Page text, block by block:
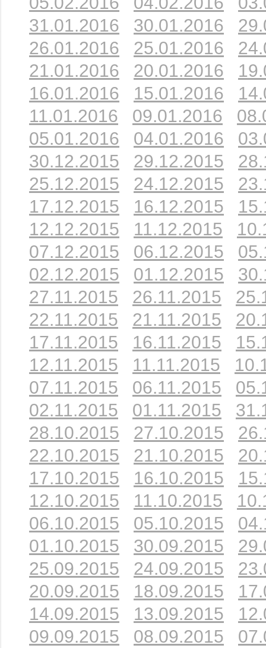
31.01.2016
30.01.2016
26.01.2016
25.01.2016
21.01.2016
20.01.2016
16.01.2016
15.01.2016
11.01.2016
09.01.2016
05.01.2016
04.01.2016
30.12.2015
29.12.2015
25.12.2015
24.12.2015
17.12.2015
16.12.2015
12.12.2015
11.12.2015
07.12.2015
06.12.2015
02.12.2015
01.12.2015
27.11.2015
26.11.2015
22.11.2015
21.11.2015
17.11.2015
16.11.2015
12.11.2015
11.11.2015
07.11.2015
06.11.2015
02.11.2015
01.11.2015
28.10.2015
27.10.2015
22.10.2015
21.10.2015
17.10.2015
16.10.2015
12.10.2015
11.10.2015
06.10.2015
05.10.2015
01.10.2015
30.09.2015
25.09.2015
24.09.2015
20.09.2015
18.09.2015
14.09.2015
13.09.2015
09.09.2015
08.09.2015